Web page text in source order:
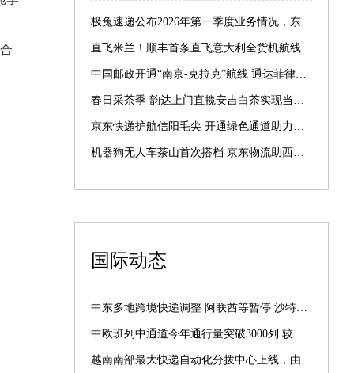
极兔速递公布2026年第一季度业务情况，东南亚包裹量增速近80%
直飞米兰！顺丰首条直飞意大利全货机航线启航
中国邮政开通“南京-克拉克”航线 通达菲律宾航线增至7条
春日采茶季 韵达上门直揽安吉白茶实现当日采摘当日寄递
京东快递护航信阳毛尖 开通绿色通道助力最快次晨达全国
机器狗无人车茶山首次搭档 京东物流助西湖龙井提速抢鲜
国际动态
中东多地跨境快递调整 阿联酋等暂停 沙特仍正常配送
中欧班列中通道今年通行量突破3000列 较去年提前39天
越南南部最大快递自动化分拨中心上线，由菜鸟承建